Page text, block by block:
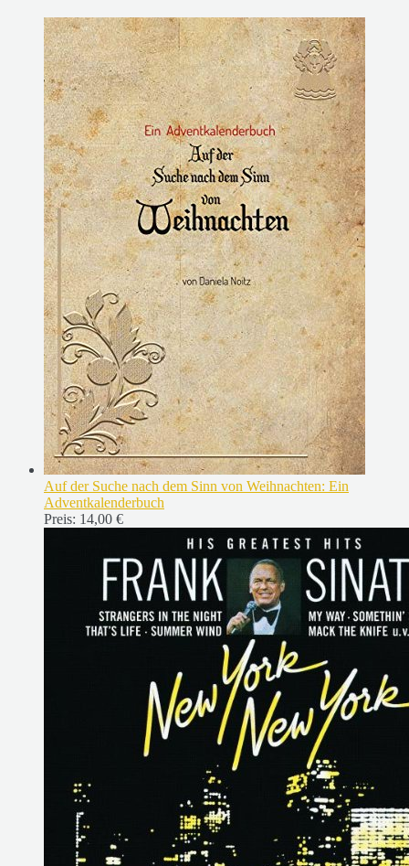
Auf der Suche nach dem Sinn von Weihnachten: Ein
Adventkalenderbuch
Preis: 14,00 €